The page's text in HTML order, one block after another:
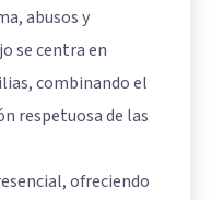
abusos y
se centra en
combinando el
respetuosa de las
ofreciendo